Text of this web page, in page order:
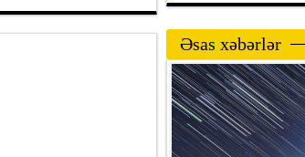
Əsas xəbərlər